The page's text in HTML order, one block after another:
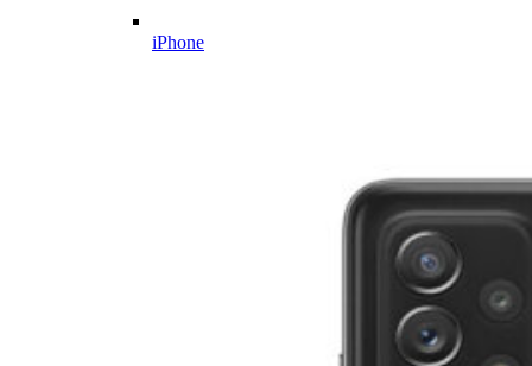
iPhone